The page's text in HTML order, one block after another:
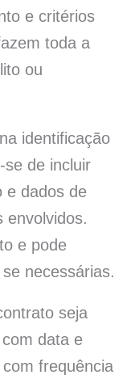
e critérios
toda a
ou
identificação
se de incluir
e dados de
envolvidos.
e pode
necessárias.
seja
data e
frequência